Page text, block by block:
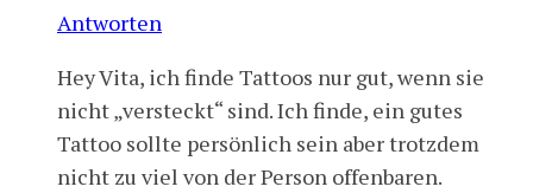
Antworten
Hey Vita, ich finde Tattoos nur gut, wenn sie
nicht „versteckt“ sind. Ich finde, ein gutes
Tattoo sollte persönlich sein aber trotzdem
nicht zu viel von der Person offenbaren.